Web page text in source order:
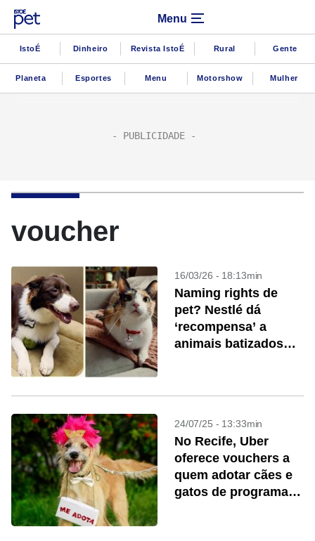
Menu
IstoÉ Dinheiro Revista IstoÉ Rural Gente
Planeta Esportes Menu Motorshow Mulher
voucher
16/03/26 - 18:13min
Naming rights de
pet? Nestlé dá
‘recompensa’ a
animais batizados
24/07/25 - 13:33min
No Recife, Uber
oferece vouchers a
quem adotar cães e
gatos de programa